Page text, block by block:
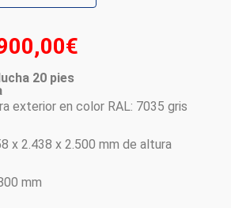
20 pies
exterior en color RAL: 7035 gris
x 2.438 x 2.500 mm de altura
mm